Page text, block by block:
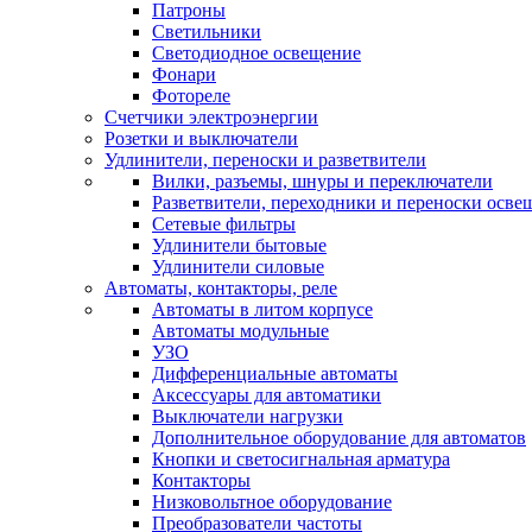
Патроны
Светильники
Светодиодное освещение
Фонари
Фотореле
Счетчики электроэнергии
Розетки и выключатели
Удлинители, переноски и разветвители
Вилки, разъемы, шнуры и переключатели
Разветвители, переходники и переноски
Сетевые фильтры
Удлинители бытовые
Удлинители силовые
Автоматы, контакторы, реле
Автоматы в литом корпусе
Автоматы модульные
УЗО
Дифференциальные автоматы
Аксессуары для автоматики
Выключатели нагрузки
Дополнительное оборудование для автоматов
Кнопки и светосигнальная арматура
Контакторы
Низковольтное оборудование
Преобразователи частоты